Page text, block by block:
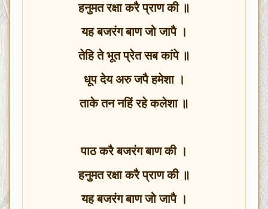
हनुमत रक्षा करै प्राण की ॥
यह बजरंग बाण जो जापै ।
तेहि ते भूत प्रेत सब कांपे ॥
धूप देय अरु जपै हमेशा ।
ताके तन नहिं रहे कलेशा ॥
पाठ करै बजरंग बाण की ।
हनुमत रक्षा करै प्राण की ॥
यह बजरंग बाण जो जापै ।